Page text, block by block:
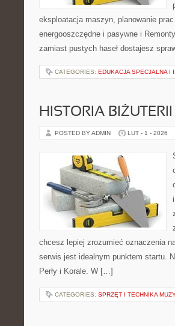
eksploatacja maszyn, planowanie
energooszczędne i pasywne i
zamiast pustych haseł dostajesz
CATEGORIES: EDUKACJA SPECJALNA I
HISTORIA BIŻUTERII
POSTED BY ADMIN LUT - 1 - 2026
chcesz lepiej zrozumieć oznaczenia
serwis jest idealnym punktem startu.
Perły i Korale. W […]
CATEGORIES: SPRZĘT I TECHNIKA